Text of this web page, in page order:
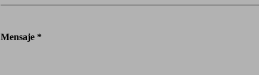
Mensaje *